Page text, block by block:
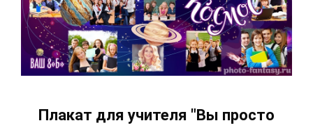
Плакат для учителя "Вы просто